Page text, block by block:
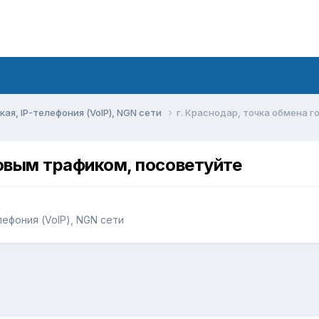
IP-телефония (VoIP), NGN сети г. Краснодар, точка обмена
трафиком, посоветуйте
(VoIP), NGN сети